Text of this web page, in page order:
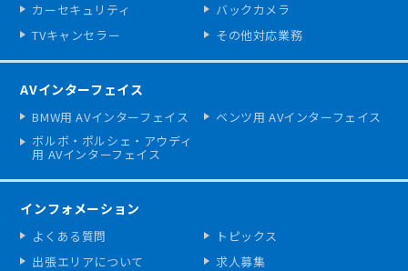
カーセキュリティ
バックカメラ
TVキャンセラー
その他対応業務
AVインターフェイス
BMW用 AVインターフェイス
ベンツ用 AVインターフェイス
ボルボ・ポルシェ・アウディ
用 AVインターフェイス
インフォメーション
よくある質問
トピックス
出張エリアについて
求人募集